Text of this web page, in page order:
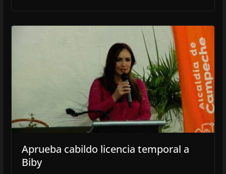
Aprueba cabildo licencia temporal a
Biby